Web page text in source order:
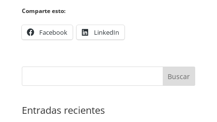
Valora esto post
Comparte esto:
Facebook LinkedIn
Buscar
Entradas recientes